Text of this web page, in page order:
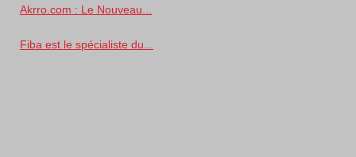
Akrro.com : Le Nouveau...
Fiba est le spécialiste du...